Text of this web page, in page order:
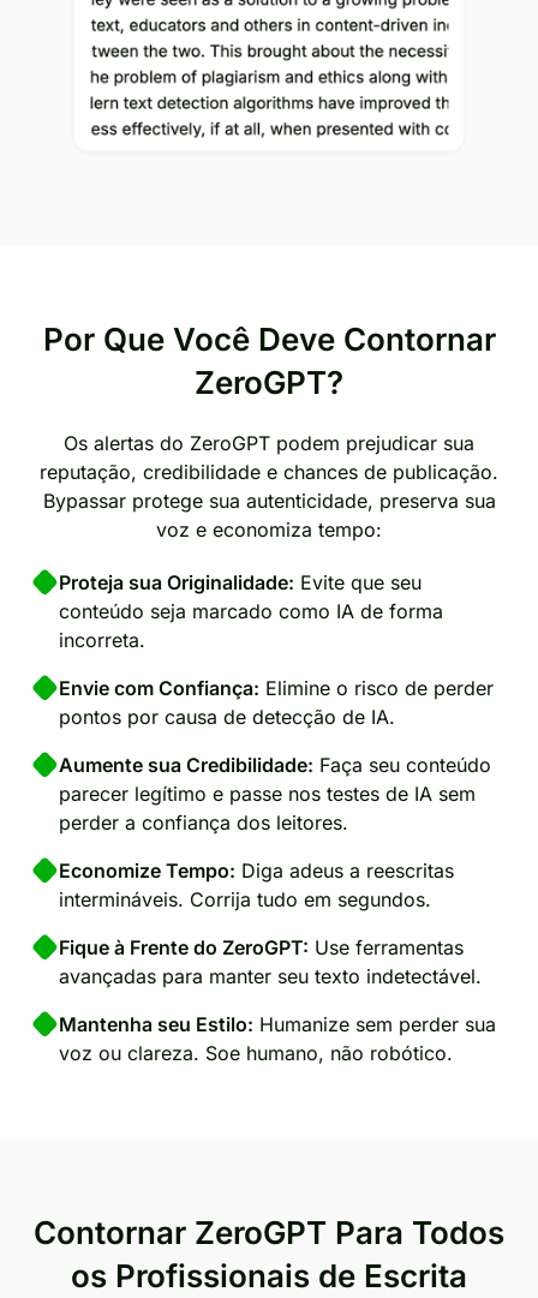
Por Que Você Deve Contornar
ZeroGPT?
Os alertas do ZeroGPT podem prejudicar sua
reputação, credibilidade e chances de publicação.
Bypassar protege sua autenticidade, preserva sua
voz e economiza tempo:
Proteja sua Originalidade: Evite que seu
conteúdo seja marcado como IA de forma
incorreta.
Envie com Confiança: Elimine o risco de perder
pontos por causa de detecção de IA.
Aumente sua Credibilidade: Faça seu conteúdo
parecer legítimo e passe nos testes de IA sem
perder a confiança dos leitores.
Economize Tempo: Diga adeus a reescritas
intermináveis. Corrija tudo em segundos.
Fique à Frente do ZeroGPT: Use ferramentas
avançadas para manter seu texto indetectável.
Mantenha seu Estilo: Humanize sem perder sua
voz ou clareza. Soe humano, não robótico.
Contornar ZeroGPT Para Todos
os Profissionais de Escrita